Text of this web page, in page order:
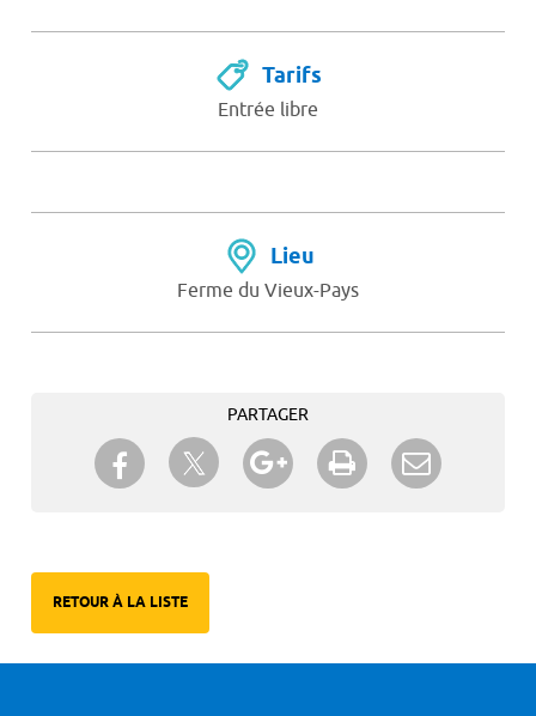
Tarifs
Entrée libre
Lieu
Ferme du Vieux-Pays
PARTAGER
Partager sur Facebook
Partager sur TwitterPartager sur Google+
Imprimer
RETOUR À LA LISTE